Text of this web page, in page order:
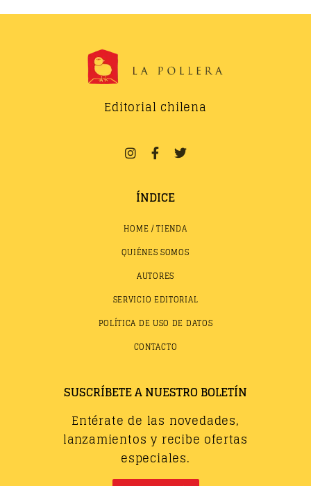
Editorial chilena
ÍNDICE
HOME / TIENDA
QUIÉNES SOMOS
AUTORES
SERVICIO EDITORIAL
POLÍTICA DE USO DE DATOS
CONTACTO
SUSCRÍBETE A NUESTRO BOLETÍN
Entérate de las novedades,
lanzamientos y recibe ofertas
especiales.